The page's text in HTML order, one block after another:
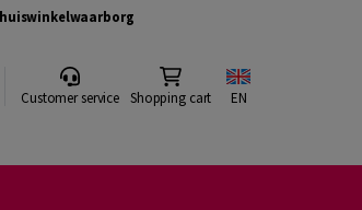
Customer service Shopping cart EN